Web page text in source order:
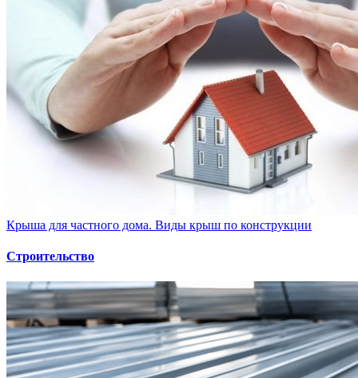
Крыша для частного дома. Виды крыш по конструкции
Строительство